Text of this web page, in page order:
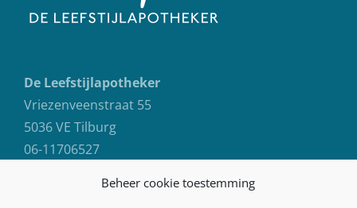
Beheer cookie toestemming
De Leefstijlapotheker
Vriezenveenstraat 55
5036 VE Tilburg
06-11706527